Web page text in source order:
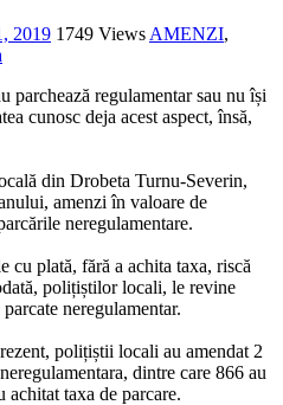
2019 1749 Views AMENZI,
parchează regulamentar sau nu își
cunosc deja acest aspect, însă,
din Drobeta Turnu-Severin,
amenzi în valoare de
neregulamentare.
cu plată, fără a achita taxa, riscă
polițiștilor locali, le revine
neregulamentar.
polițiștii locali au amendat 2
dintre care 866 au
achitat taxa de parcare.